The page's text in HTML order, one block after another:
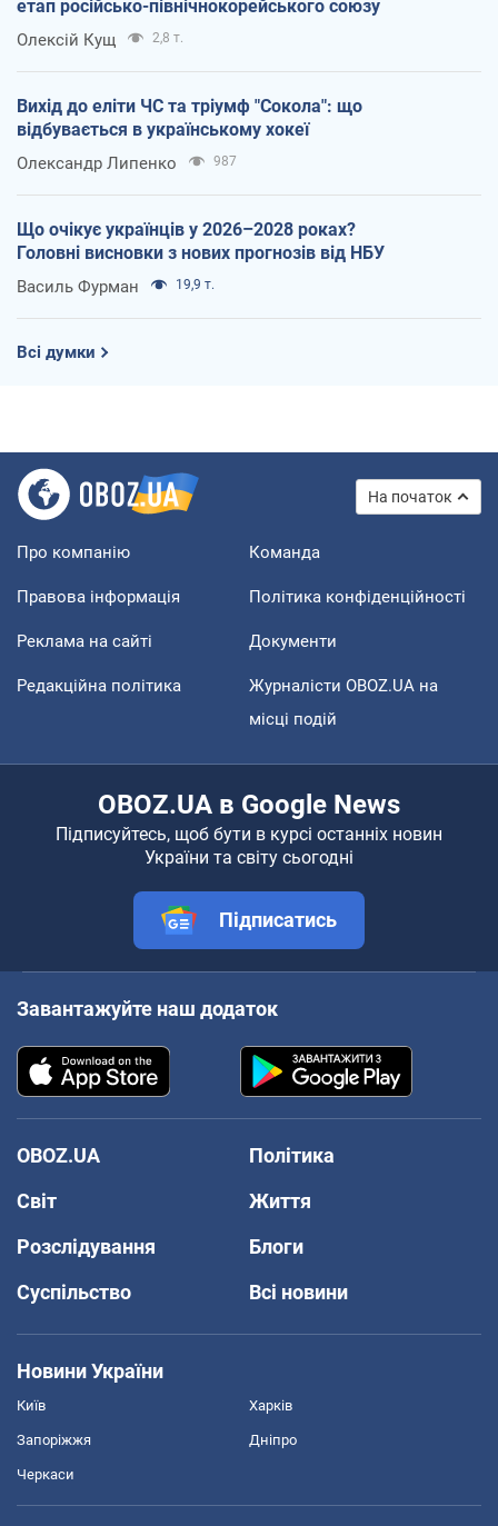
етап російсько-північнокорейського союзу
Олексій Кущ 2,8 т.
Вихід до еліти ЧС та тріумф "Сокола": що
відбувається в українському хокеї
Олександр Липенко 987
Що очікує українців у 2026–2028 роках?
Головні висновки з нових прогнозів від НБУ
Василь Фурман 19,9 т.
Всі думки
На початок
Про компанію Команда
Правова інформація Політика конфіденційності
Реклама на сайті Документи
Редакційна політика
Журналісти OBOZ.UA на
місці подій
OBOZ.UA в Google News
Підписуйтесь, щоб бути в курсі останніх новин
України та світу сьогодні
Підписатись
Завантажуйте наш додаток
OBOZ.UA
Політика
Світ
Життя
Розслідування
Блоги
Суспільство
Всі новини
Новини України
Київ Харків
Запоріжжя Дніпро
Черкаси